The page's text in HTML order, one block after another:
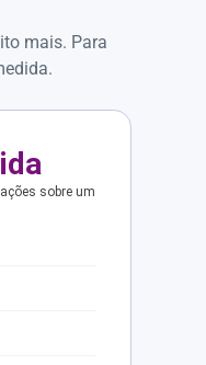
mais. Para
sobre um